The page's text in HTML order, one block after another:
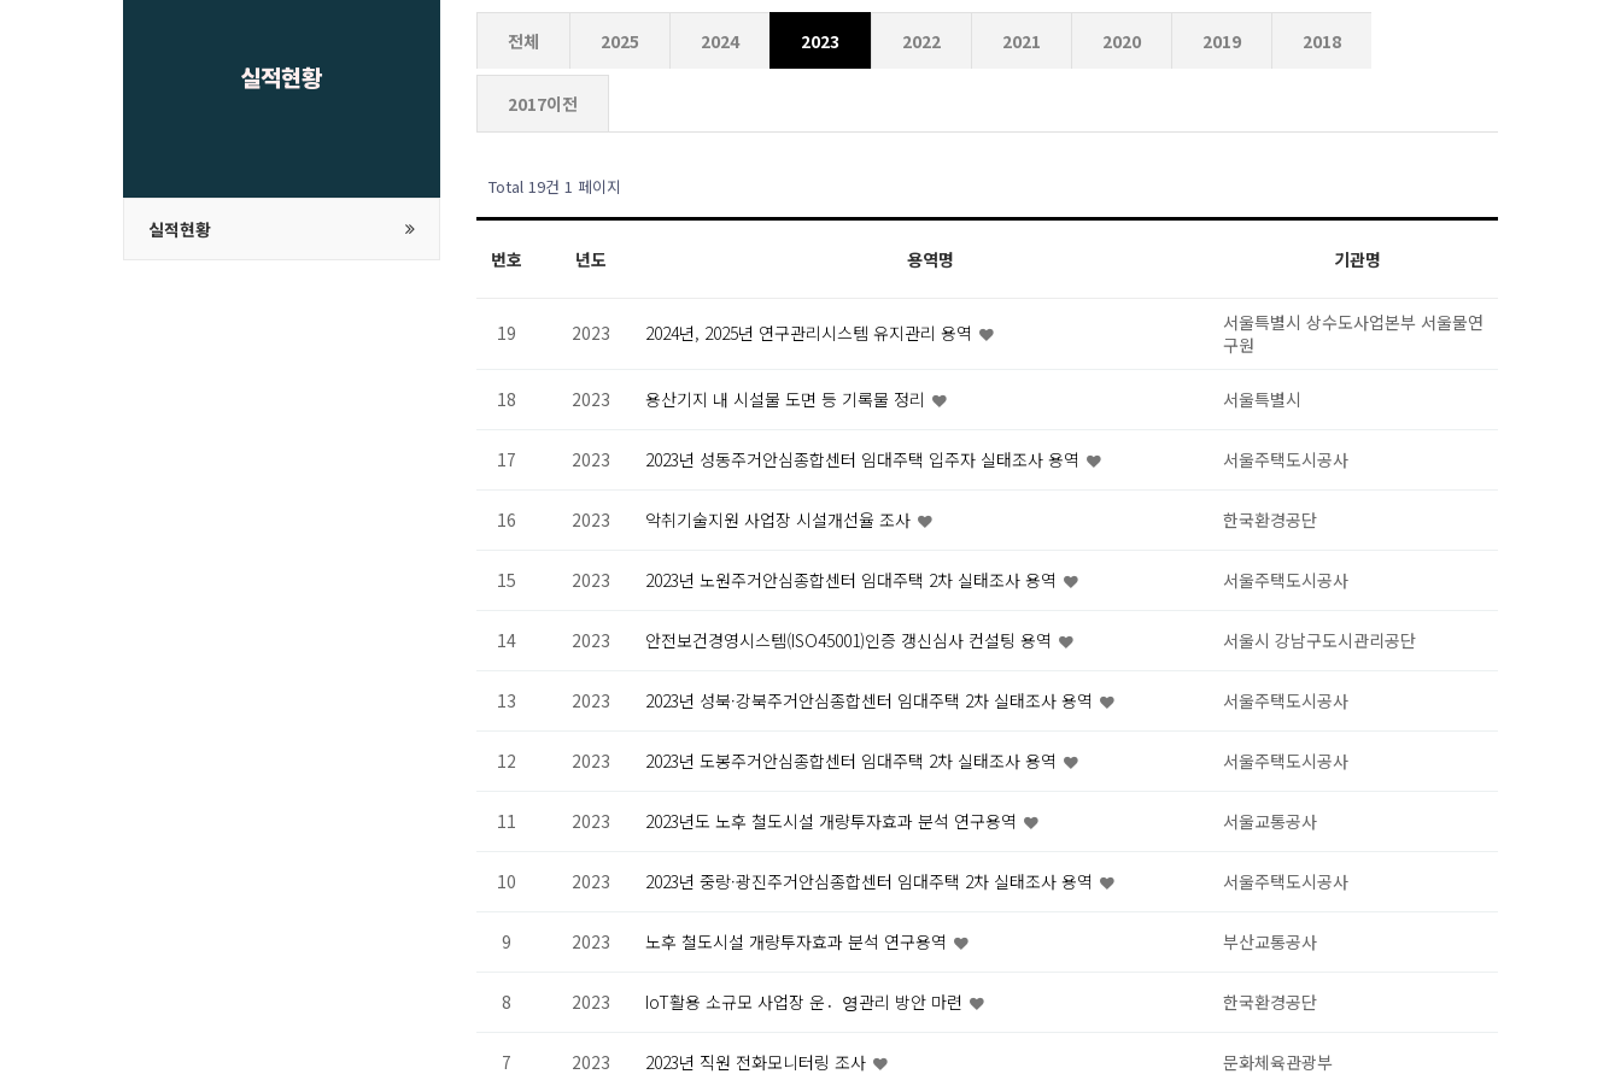
실적현황
실적현황
전체 2025 2024 2023 2022 2021 2020 2019 2018
2017이전
Total 19건 1 페이지
번호 년도 용역명 기관명
19 2023 2024년, 2025년 연구관리시스템 유지관리 용역
서울특별시 상수도사업본부 서울물연
구원
18 2023 용산기지 내 시설물 도면 등 기록물 정리 서울특별시
17 2023 2023년 성동주거안심종합센터 임대주택 입주자 실태조사 용역 서울주택도시공사
16 2023 악취기술지원 사업장 시설개선율 조사 한국환경공단
15 2023 2023년 노원주거안심종합센터 임대주택 2차 실태조사 용역 서울주택도시공사
14 2023 안전보건경영시스템(ISO45001)인증 갱신심사 컨설팅 용역 서울시 강남구도시관리공단
13 2023 2023년 성북·강북주거안심종합센터 임대주택 2차 실태조사 용역 서울주택도시공사
12 2023 2023년 도봉주거안심종합센터 임대주택 2차 실태조사 용역 서울주택도시공사
11 2023 2023년도 노후 철도시설 개량투자효과 분석 연구용역 서울교통공사
10 2023 2023년 중랑·광진주거안심종합센터 임대주택 2차 실태조사 용역 서울주택도시공사
9 2023 노후 철도시설 개량투자효과 분석 연구용역 부산교통공사
8 2023 IoT활용 소규모 사업장 운영〮관리 방안 마련 한국환경공단
7 2023 2023년 직원 전화모니터링 조사 문화체육관광부